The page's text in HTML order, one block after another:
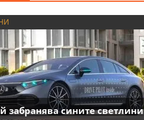
забранява сините светлини